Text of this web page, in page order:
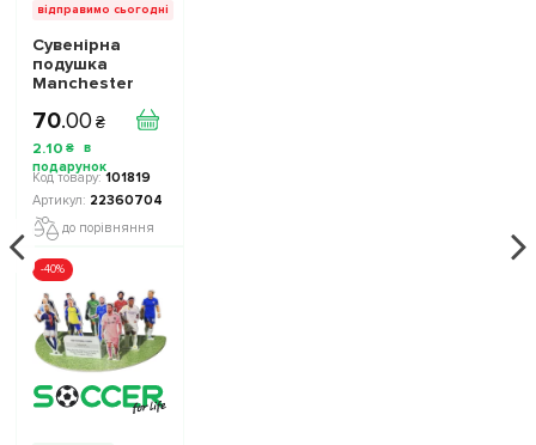
відправимо сьогодні
Сувенірна
подушка
Manchester
колiр: синій,
розмір 7x7 см
70.00 ₴
2.10 ₴
101819
22360704
до порівняння
-40%